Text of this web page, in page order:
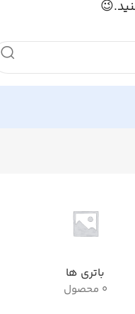
باتری ها
0 محصول